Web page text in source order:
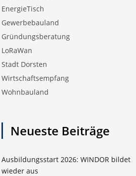
EnergieTisch
Gewerbebauland
Gründungsberatung
LoRaWan
Stadt Dorsten
Wirtschaftsempfang
Wohnbauland
Neueste Beiträge
Ausbildungsstart 2026: WINDOR bildet
wieder aus